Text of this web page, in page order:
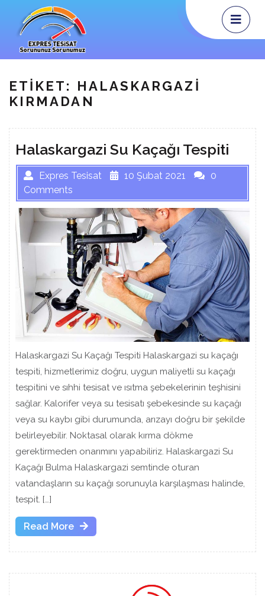
content
ETIKET: HALASKARGAZI
KIRMADAN
Halaskargazi Su Kaçağı Tespiti
Expres Tesisat 10 Şubat 2021
0
Comments
Halaskargazi Su Kaçağı Tespiti Halaskargazi su kaçağı
tespiti, hizmetlerimiz doğru, uygun maliyetli su kaçağı
tespitini ve sıhhi tesisat ve ısıtma şebekelerinin teşhisini
sağlar. Kalorifer veya su tesisatı şebekesinde su kaçağı
veya su kaybı gibi durumunda, arızayı doğru bir şekilde
belirleyebilir. Noktasal olarak kırma dökme
gerektirmeden onarımını yapabiliriz. Halaskargazi Su
Kaçağı Bulma Halaskargazi semtinde oturan
vatandaşların su kaçağı sorunuyla karşılaşması halinde,
tespit. […]
Read More
Read